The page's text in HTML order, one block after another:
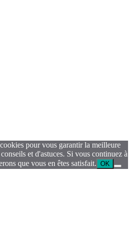
pour vous garantir la meilleure
et d'astuces. Si vous continuez à
que vous en êtes satisfait. OK